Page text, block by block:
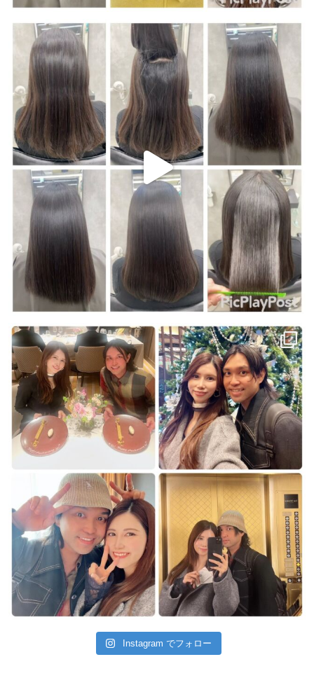
Instagram でフォロー